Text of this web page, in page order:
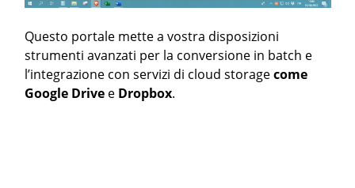
Questo portale mette a vostra disposizioni
strumenti avanzati per la conversione in batch e
l’integrazione con servizi di cloud storagecome
Google Drive e Dropbox.